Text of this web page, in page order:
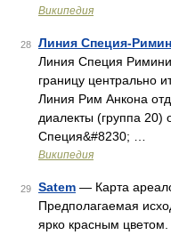
Википедия
28 Линия Специя-
Линия Специя Римини
границу центрально
Линия Рим Анкона
диалекты (группа 20)
Специя&#8230; …
Википедия
29 Satem — Карта
Предполагаемая
ярко красным цветом.